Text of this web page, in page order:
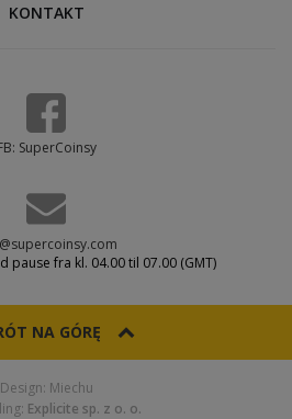
KONTAKT
SuperCoinsy
pause fra kl. 04.00 til 07.00 (GMT)
NA GÓRĘ
Design: Miechu
Explicite sp. z o. o.